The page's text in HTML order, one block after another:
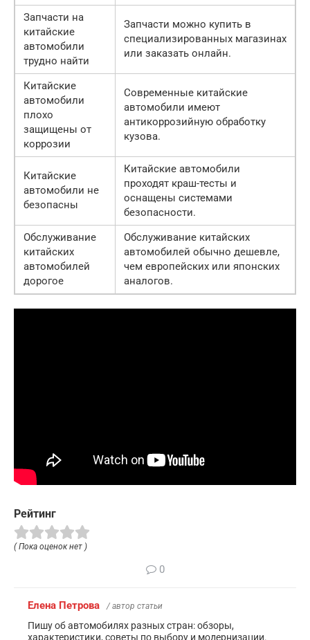
Запчасти на
китайские
автомобили
трудно найти
Запчасти можно купить в
специализированных магазинах
или заказать онлайн.
Китайские
автомобили
плохо
защищены от
коррозии
Современные китайские
автомобили имеют
антикоррозийную обработку
кузова.
Китайские
автомобили не
безопасны
Китайские автомобили
проходят краш-тесты и
оснащены системами
безопасности.
Обслуживание
китайских
автомобилей
дорогое
Обслуживание китайских
автомобилей обычно дешевле,
чем европейских или японских
аналогов.
Рейтинг
( Пока оценок нет )
0
Елена Петрова / автор статьи
Пишу об автомобилях разных стран: обзоры,
характеристики, советы по выбору и модернизации.